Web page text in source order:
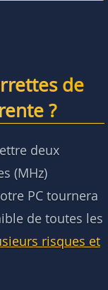
de
?
deux
(MHz)
PC tournera
de toutes les
risques et